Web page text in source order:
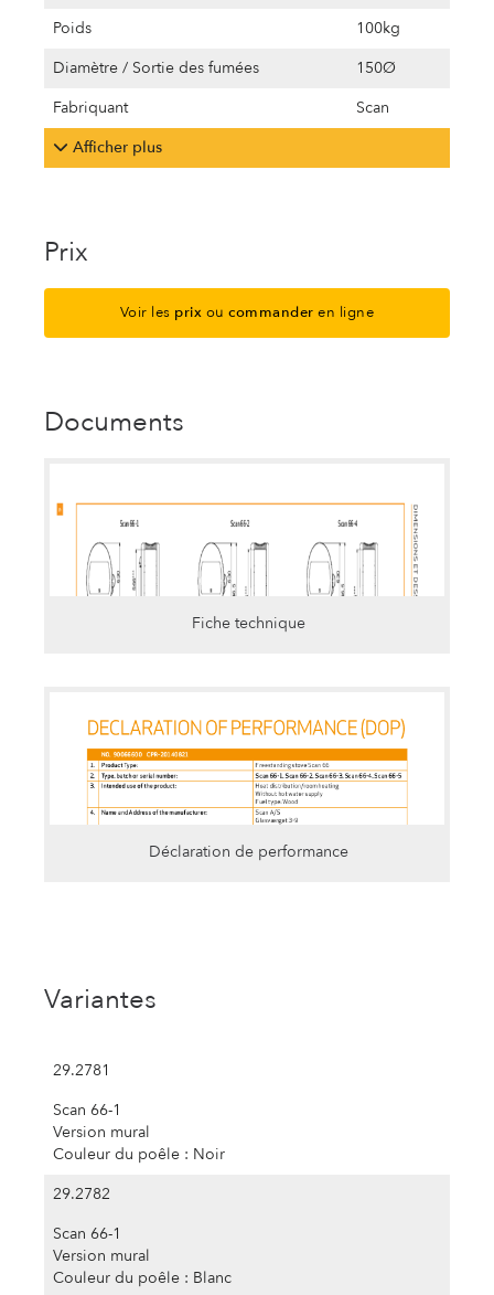
Poids
100kg
Diamètre / Sortie des fumées
150Ø
Fabriquant
Scan
Afficher plus
Prix
Voir les prix oucommander en ligne
Documents
Fiche technique
Déclaration de performance
Variantes
29.2781
Scan 66-1
Version mural
Couleur du poêle : Noir
29.2782
Scan 66-1
Version mural
Couleur du poêle : Blanc